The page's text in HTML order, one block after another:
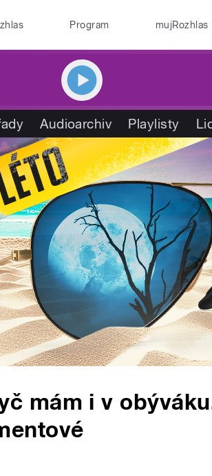
Program mujRozhlas
Audioarchiv Playlisty
mám i v